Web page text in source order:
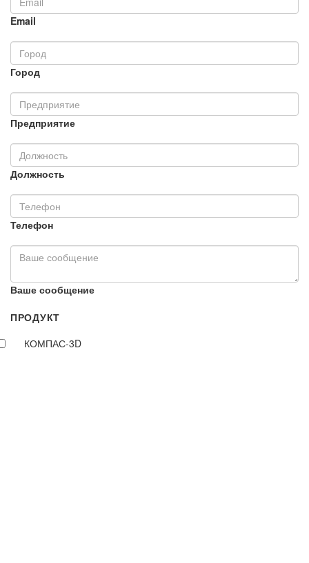
Email
Город
Предприятие
Должность
Телефон
Ваше сообщение
ПРОДУКТ
КОМПАС-3D